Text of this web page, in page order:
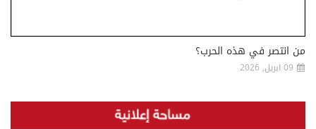
من انتصر في هذه الحرب؟
09 ابريل, 2026